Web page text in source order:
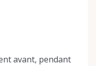
avant, pendant